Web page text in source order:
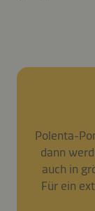
Polenta-
dann
auch in
Für ein